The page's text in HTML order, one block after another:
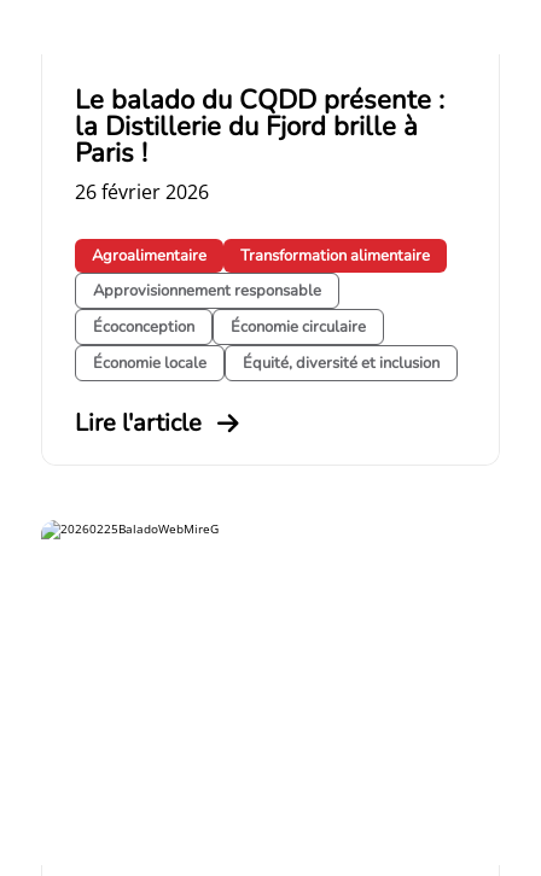
Le balado du CQDD présente :
la Distillerie du Fjord brille à
Paris !
26 février 2026
Agroalimentaire
Transformation alimentaire
Approvisionnement responsable
Écoconception
Économie circulaire
Économie locale
Équité, diversité et inclusion
Lire l'article